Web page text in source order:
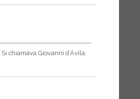
Si chiamava Giovanni d’Ávila.